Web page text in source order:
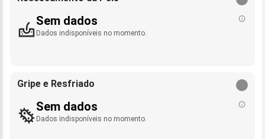
Sem dados
Dados indisponíveis no momento.
Gripe e Resfriado
Sem dados
Dados indisponíveis no momento.